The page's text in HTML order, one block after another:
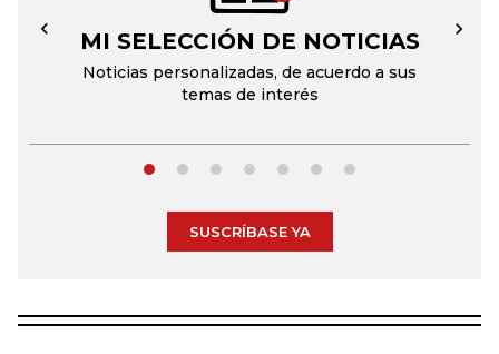
MI SELECCIÓN DE NOTICIAS
Noticias personalizadas, de acuerdo a sus
temas de interés
← →
SUSCRÍBASE YA